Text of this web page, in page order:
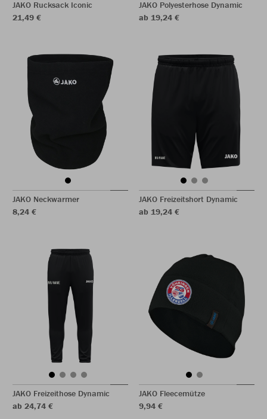
JAKO Rucksack Iconic
21,49 €
JAKO Polyesterhose Dynamic
ab 19,24 €
JAKO Neckwarmer
8,24 €
JAKO Freizeitshort Dynamic
ab 19,24 €
JAKO Freizeithose Dynamic
ab 24,74 €
JAKO Fleecemütze
9,94 €